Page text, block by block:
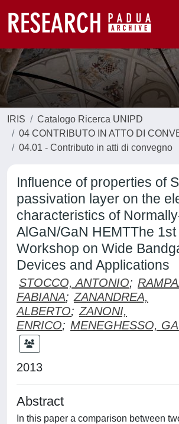
IRIS
Catalogo Ricerca UNIPD
04 CONTRIBUTO IN ATTO DI
04.01 - Contributo in atti di convegno
Influence of properties of
passivation layer on the
characteristics of
AlGaN/GaN HEMTThe 1st
Workshop on Wide
Devices and Applications
STOCCO, ANTONIO;
FABIANA; ZANANDREA,
ALBERTO; ZANONI,
ENRICO; MENEGHESSO,
2013
Abstract
In this paper a comparison between